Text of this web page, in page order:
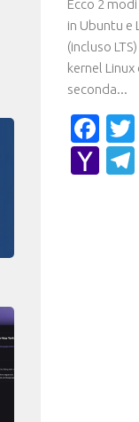
Ecco 2
in Ubuntu e
(incluso
kernel
seconda...